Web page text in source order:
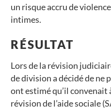
un risque accru de
intimes.
RÉSULTAT
Lors de la révision
de division a décidé de ne
ont estimé qu’il convenait
révision de l’aide sociale